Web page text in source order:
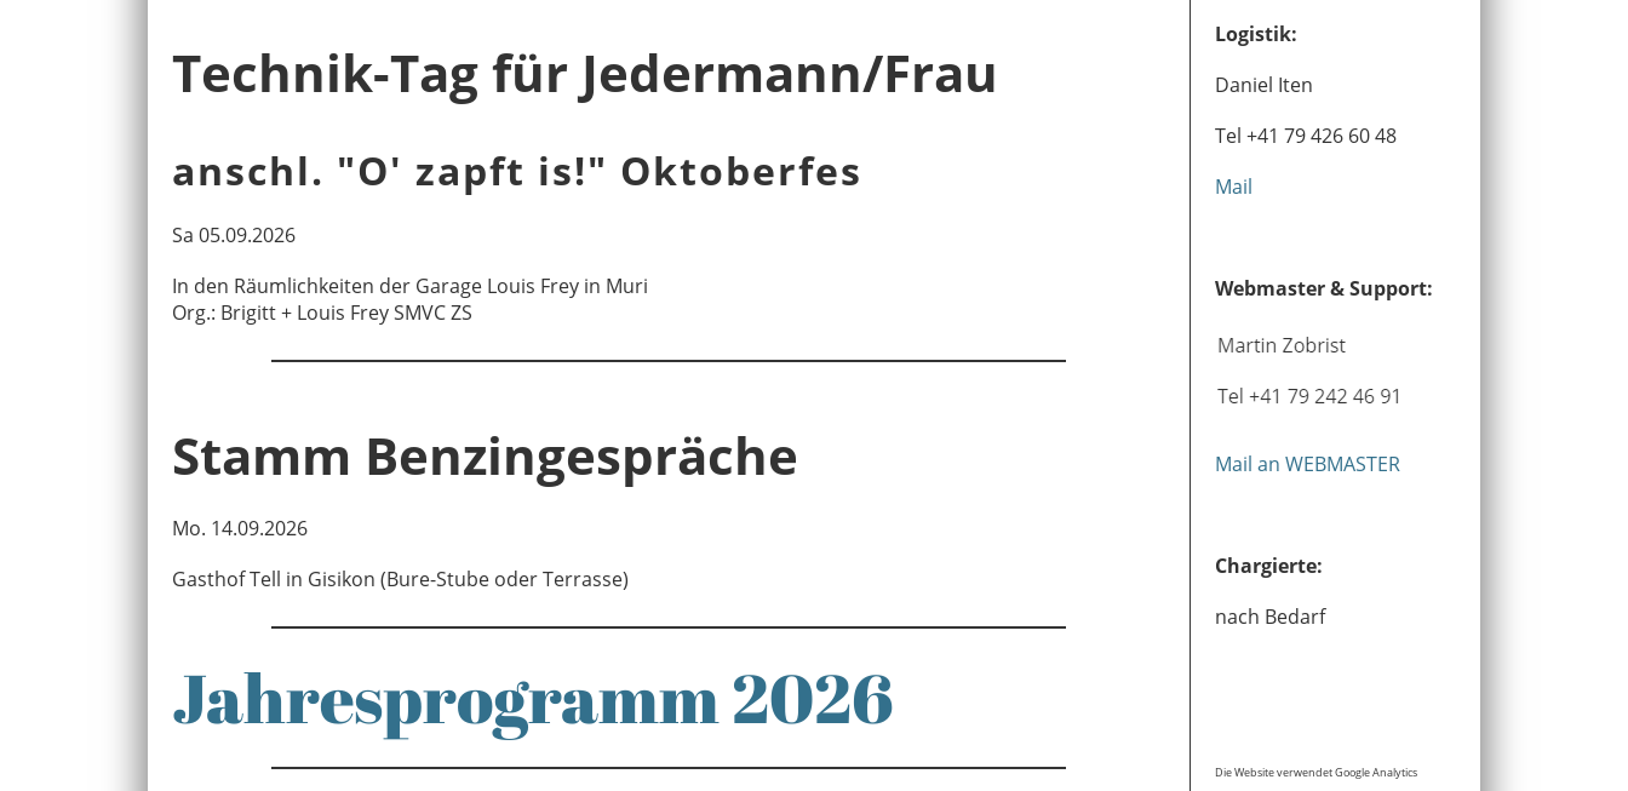
Technik-Tag für Jedermann/Frau
anschl. "O' zapft is!" Oktoberfes
Sa 05.09.2026
In den Räumlichkeiten der Garage Louis Frey in Muri
Org.: Brigitt + Louis Frey SMVC ZS
Stamm Benzingespräche
Mo. 14.09.2026
Gasthof Tell in Gisikon (Bure-Stube oder Terrasse)
Jahresprogramm 2026
Logistik:
Daniel Iten
Tel +41 79 426 60 48
Mail
Webmaster & Support:
Mail an WEBMASTER
Chargierte:
nach Bedarf
Die Website verwendet Google Analytics